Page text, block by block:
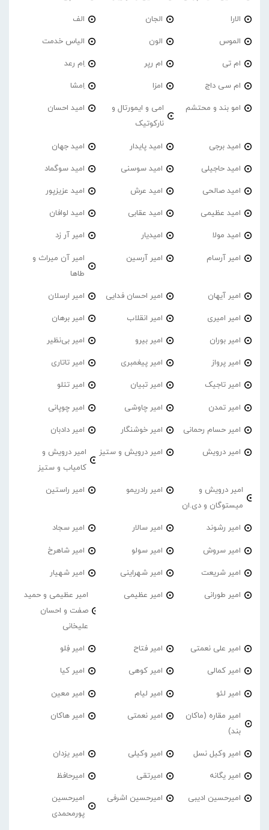
الارا الجان الف
الموس الون الیاس خدمت
ام تی ام رپر اِم رعد
ام سی داج امزا اِمشا
امو بند و محتشم
امی و ایمورتال و
نارکوتیک
امید احسان
امید برجی امید پایدار امید جهان
امید حاجیلی امید سوسنی امید سوگماد
امید صالحی امید عرش امید عزیزپور
امید عظیمی امید عقابی امید لوافان
امید مولا امیدیار امیر آر زد
امیر آرسام امیر آرسین
امیر آن میراث و
طاها
امیر آیهان امیر احسان فدایی امیر ارسلان
امیر امیری امیر انقلاب امیر برهان
امیر‌ بوران امیر بیرو امیر بی‌نظیر
امیر پرواز امیر پیغمبری امیر تاتاری
امیر تاجیک امیر تبیان امیر تتلو
امیر تمدن امیر چاوشی امیر چوپانی
امیر حسام رحمانی امیر خوشنگار امیر دادبان
امیر درویش امیر درویش و ستیز
امیر درویش و
کامیاب و ستیز
امیر درویش و
میستوگان و دی.ان
امیر رادریمو امیر راستین
امیر رشوند امیر سالار امیر سجاد
امیر سروش امیر سولو امیر شاهرخ
امیر شریعت امیر شهراینی امیر شهیار
امیر طورانی امیر عظیمی
امیر عظیمی و حمید
صفت و احسان
علیخانی
امیر علی نعمتی امیر فتاح امیر فِلو
امیر کمالی امیر کوهی امیر کیا
امیر لئو امیر لیام امیر معین
امیر مقاره (ماکان
بند)
امیر نعمتی امیر هاکان
امیر وکیل نسل امیر وکیلی امیر یزدان
امیر یگانه امیرتقی امیرحافظ
امیرحسین ادیبی امیرحسین اشرفی
امیرحسین
پورمحمدی